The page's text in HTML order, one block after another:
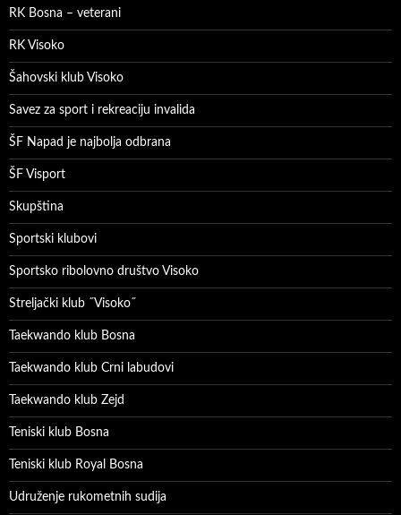
RK Bosna – veterani
RK Visoko
Šahovski klub Visoko
Savez za sport i rekreaciju invalida
ŠF Napad je najbolja odbrana
ŠF Visport
Skupština
Sportski klubovi
Sportsko ribolovno društvo Visoko
Streljački klub ˝Visoko˝
Taekwando klub Bosna
Taekwando klub Crni labudovi
Taekwando klub Zejd
Teniski klub Bosna
Teniski klub Royal Bosna
Udruženje rukometnih sudija